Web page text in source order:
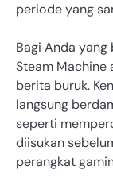
periode yang
Bagi Anda
Steam Machine
berita buruk.
langsung
seperti
diisukan
perangkat